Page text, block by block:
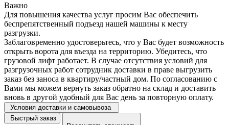
Важно
Для повышения качества услуг просим Вас обеспечить
беспрепятственный подъезд нашей машины к месту
разгрузки.
Заблаговременно удостоверьтесь, что у Вас будет возможность
открыть ворота для въезда на территорию. Убедитесь, что
грузовой лифт работает. В случае отсутствия условий для
разгрузочных работ сотрудник доставки в праве выгрузить
заказ без заноса в квартиру/частный дом. По согласованию с
Вами мы можем вернуть заказ обратно на склад и доставить
вновь в другой удобный для Вас день за повторную оплату.
Условия доставки и самовывоза
Быстрый заказ